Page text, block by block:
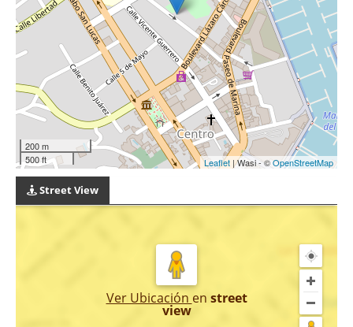
200 m
500 ft
Leaflet | Wasi - ©OpenStreetMap
Street View
Ver Ubicación en street
view